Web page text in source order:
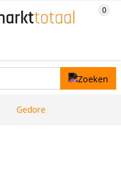
Gedore